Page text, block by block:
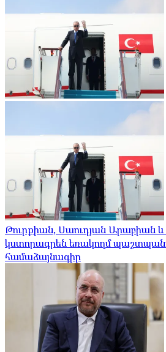
Թուրքիան, Սաուդյան Արաբիան
կստորագրեն եռակողմ
համաձայնագիր